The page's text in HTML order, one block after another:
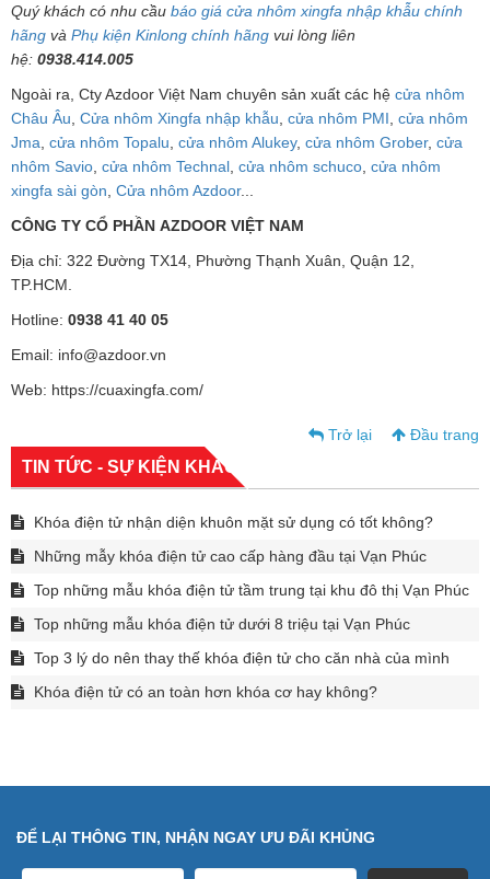
Quý khách có nhu cầu báo giá cửa nhôm xingfa nhập khẫu chính
hãng và Phụ kiện Kinlong chính hãng vui lòng liên
hệ: 0938.414.005
Ngoài ra, Cty Azdoor Việt Nam chuyên sản xuất các hệ cửa nhôm
Châu Âu Cửa nhôm Xingfa nhập khẫu cửa nhôm PMI cửa nhôm
Jma cửa nhôm Topalu cửa nhôm Alukey, cửa nhôm Grober, cửa
nhôm Savio cửa nhôm Technal cửa nhôm schuco cửa nhôm
xingfa sài gòn Cửa nhôm Azdoor...
CÔNG TY CỔ PHẦN AZDOOR VIỆT NAM
Địa chỉ: 322 Đường TX14, Phường Thạnh Xuân, Quận 12,
TP.HCM.
Hotline: 0938 41 40 05
Email: info@azdoor.vn
Web: https://cuaxingfa.com/
Trở lại Đầu trang
TIN TỨC - SỰ KIỆN KHÁC
Khóa điện tử nhận diện khuôn mặt sử dụng có tốt không?
Những mẫy khóa điện tử cao cấp hàng đầu tại Vạn Phúc
Top những mẫu khóa điện tử tầm trung tại khu đô thị Vạn Phúc
Top những mẫu khóa điện tử dưới 8 triệu tại Vạn Phúc
Top 3 lý do nên thay thế khóa điện tử cho căn nhà của mình
Khóa điện tử có an toàn hơn khóa cơ hay không?
ĐỂ LẠI THÔNG TIN, NHẬN NGAY ƯU ĐÃI KHỦNG